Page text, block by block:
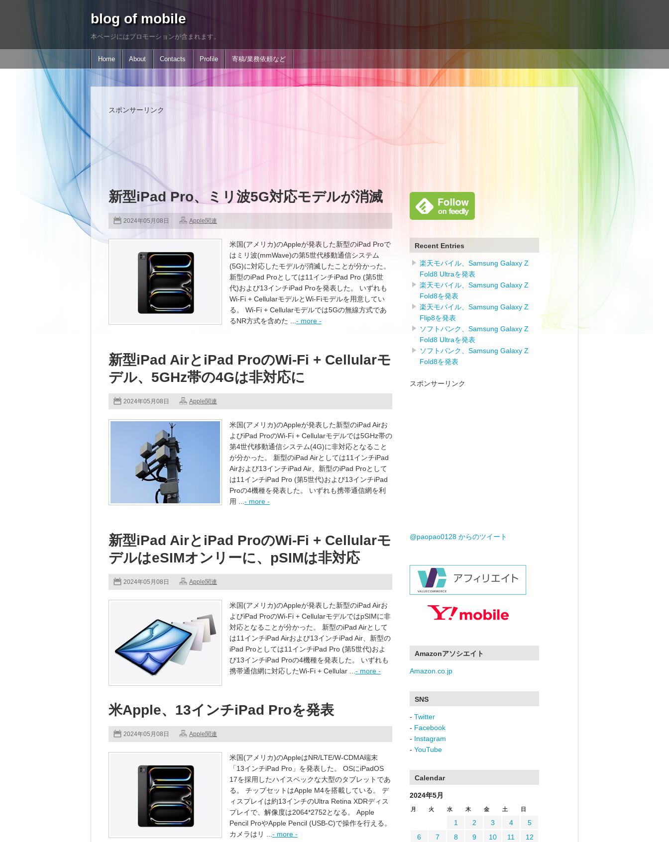
blog of mobile
本ページにはプロモーションが含まれます。
Home About Contacts Profile 寄稿/業務依頼など
スポンサーリンク
新型iPad Pro、ミリ波5G対応モデルが消滅
2024年05月08日 Apple関連
米国(アメリカ)のAppleが発表した新型のiPad Proで
はミリ波(mmWave)の第5世代移動通信システム
(5G)に対応したモデルが消滅したことが分かった。
新型のiPad Proとしては11インチiPad Pro (第5世
代)および13インチiPad Proを発表した。 いずれも
Wi-Fi + CellularモデルとWi-Fiモデルを用意してい
る。 Wi-Fi + Cellularモデルでは5Gの無線方式であ
るNR方式を含めた ... - more -
新型iPad AirとiPad ProのWi-Fi + Cellularモ
デル、5GHz帯の4Gは非対応に
2024年05月08日 Apple関連
米国(アメリカ)のAppleが発表した新型のiPad Airお
よびiPad ProのWi-Fi + Cellularモデルでは5GHz帯の
第4世代移動通信システム(4G)に非対応となること
が分かった。 新型のiPad Airとしては11インチiPad
Airおよび13インチiPad Air、新型のiPad Proとして
は11インチiPad Pro (第5世代)および13インチiPad
Proの4機種を発表した。 いずれも携帯通信網を利
用 ... - more -
新型iPad AirとiPad ProのWi-Fi + Cellularモ
デルはeSIMオンリーに、pSIMは非対応
2024年05月08日 Apple関連
米国(アメリカ)のAppleが発表した新型のiPad Airお
よびiPad ProのWi-Fi + CellularモデルではpSIMに非
対応となることが分かった。 新型のiPad Airとして
は11インチiPad Airおよび13インチiPad Air、新型の
iPad Proとしては11インチiPad Pro (第5世代)およ
び13インチiPad Proの4機種を発表した。 いずれも
携帯通信網に対応したWi-Fi + Cellular ... - more -
米Apple、13インチiPad Proを発表
2024年05月08日 Apple関連
米国(アメリカ)のAppleはNR/LTE/W-CDMA端末
「13インチiPad Pro」を発表した。 OSにiPadOS
17を採用したハイスペックな大型のタブレットであ
る。 チップセットはApple M4を搭載している。 デ
ィスプレイは約13インチのUltra Retina XDRディス
プレイで、解像度は2064*2752となる。 Apple
Pencil ProやApple Pencil (USB-C)で操作を行える。
カメラはリ ... - more -
Recent Entries
楽天モバイル、Samsung Galaxy Z
Fold8 Ultraを発表
楽天モバイル、Samsung Galaxy Z
Fold8を発表
楽天モバイル、Samsung Galaxy Z
Flip8を発表
ソフトバンク、Samsung Galaxy Z
Fold8 Ultraを発表
ソフトバンク、Samsung Galaxy Z
Fold8を発表
スポンサーリンク
@paopao0128 からのツイート
Amazonアソシエイト
Amazon.co.jp
SNS
- Twitter
- Facebook
- Instagram
- YouTube
Calendar
2024年5月
月 火 水 木 金 土 日
1 2 3 4
5
6
7 8 9 10 11
12